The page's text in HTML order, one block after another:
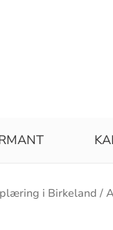
i Birkeland